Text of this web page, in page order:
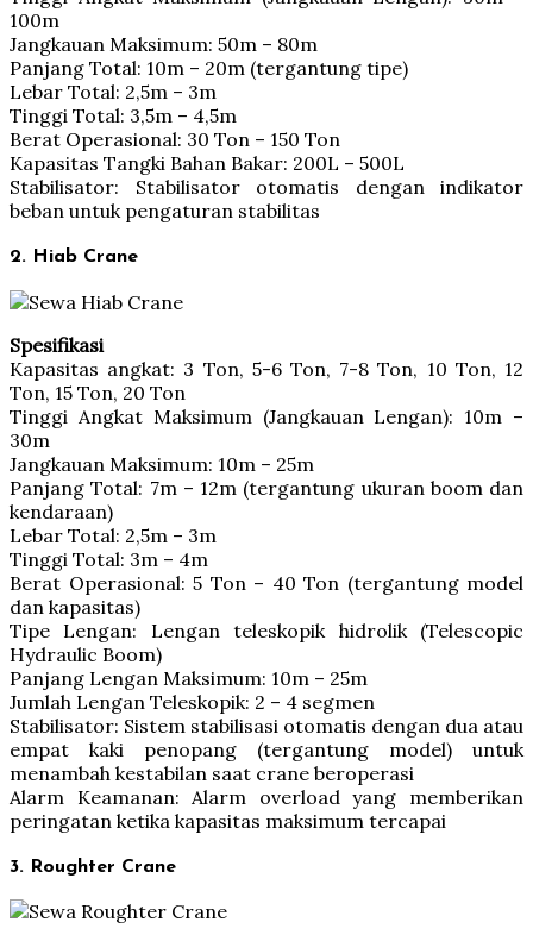
100m
Jangkauan Maksimum: 50m – 80m
Panjang Total: 10m – 20m (tergantung tipe)
Lebar Total: 2,5m – 3m
Tinggi Total: 3,5m – 4,5m
Berat Operasional: 30 Ton – 150 Ton
Kapasitas Tangki Bahan Bakar: 200L – 500L
Stabilisator: Stabilisator otomatis dengan indikator
beban untuk pengaturan stabilitas
2. Hiab Crane
Spesifikasi
Kapasitas angkat: 3 Ton, 5-6 Ton, 7-8 Ton, 10 Ton, 12
Ton, 15 Ton, 20 Ton
Tinggi Angkat Maksimum (Jangkauan Lengan): 10m –
30m
Jangkauan Maksimum: 10m – 25m
Panjang Total: 7m – 12m (tergantung ukuran boom dan
kendaraan)
Lebar Total: 2,5m – 3m
Tinggi Total: 3m – 4m
Berat Operasional: 5 Ton – 40 Ton (tergantung model
dan kapasitas)
Tipe Lengan: Lengan teleskopik hidrolik (Telescopic
Hydraulic Boom)
Panjang Lengan Maksimum: 10m – 25m
Jumlah Lengan Teleskopik: 2 – 4 segmen
Stabilisator: Sistem stabilisasi otomatis dengan dua atau
empat kaki penopang (tergantung model) untuk
menambah kestabilan saat crane beroperasi
Alarm Keamanan: Alarm overload yang memberikan
peringatan ketika kapasitas maksimum tercapai
3. Roughter Crane